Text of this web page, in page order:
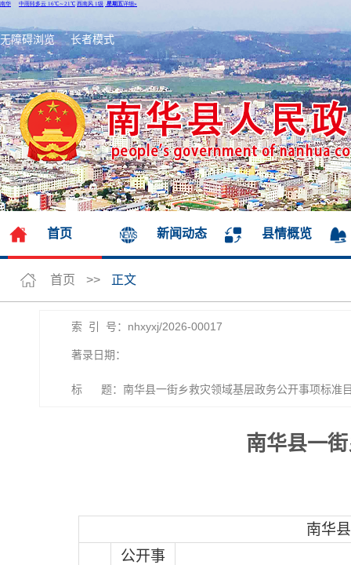
无障碍浏览 长者模式
首页 新闻动态 县情概览
首页 >> 正文
索 引 号：nhxyxj/2026-00017
著录日期：
标 题：南华县一街乡救灾领域基层政务公开事项标准
南华县一
南华
公开事